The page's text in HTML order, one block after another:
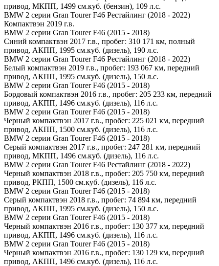
привод, МКПП, 1499 см.куб. (бензин), 109 л.с.
BMW 2 серии Gran Tourer F46 Рестайлинг (2018 - 2022)
Компактвэн 2019 г.в.
BMW 2 серии Gran Tourer F46 (2015 - 2018)
Синий компактвэн 2017 г.в., пробег: 310 171 км, полный
привод, АКПП, 1995 см.куб. (дизель), 190 л.с.
BMW 2 серии Gran Tourer F46 Рестайлинг (2018 - 2022)
Белый компактвэн 2019 г.в., пробег: 193 067 км, передний
привод, АКПП, 1995 см.куб. (дизель), 150 л.с.
BMW 2 серии Gran Tourer F46 (2015 - 2018)
Бордовый компактвэн 2016 г.в., пробег: 205 233 км, передний
привод, АКПП, 1496 см.куб. (дизель), 116 л.с.
BMW 2 серии Gran Tourer F46 (2015 - 2018)
Черный компактвэн 2017 г.в., пробег: 225 021 км, передний
привод, АКПП, 1500 см.куб. (дизель), 116 л.с.
BMW 2 серии Gran Tourer F46 (2015 - 2018)
Серый компактвэн 2017 г.в., пробег: 247 281 км, передний
привод, МКПП, 1496 см.куб. (дизель), 116 л.с.
BMW 2 серии Gran Tourer F46 Рестайлинг (2018 - 2022)
Черный компактвэн 2018 г.в., пробег: 205 750 км, передний
привод, РКПП, 1500 см.куб. (дизель), 116 л.с.
BMW 2 серии Gran Tourer F46 (2015 - 2018)
Серый компактвэн 2018 г.в., пробег: 74 894 км, передний
привод, АКПП, 1995 см.куб. (дизель), 150 л.с.
BMW 2 серии Gran Tourer F46 (2015 - 2018)
Черный компактвэн 2016 г.в., пробег: 130 377 км, передний
привод, АКПП, 1496 см.куб. (дизель), 116 л.с.
BMW 2 серии Gran Tourer F46 (2015 - 2018)
Черный компактвэн 2016 г.в., пробег: 130 129 км, передний
привод, АКПП, 1496 см.куб. (дизель), 116 л.с.